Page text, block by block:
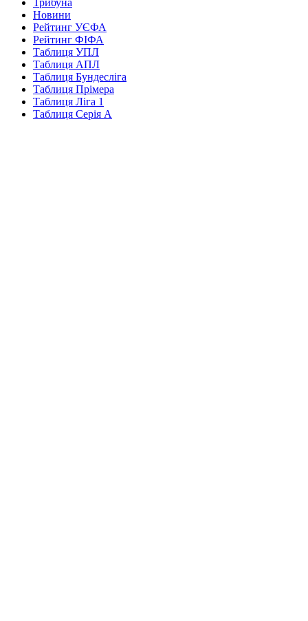
Трибуна
Новини
Рейтинг УЄФА
Рейтинг ФІФА
Таблиця УПЛ
Таблиця АПЛ
Таблиця Бундесліга
Таблиця Прімера
Таблиця Ліга 1
Таблиця Серія А